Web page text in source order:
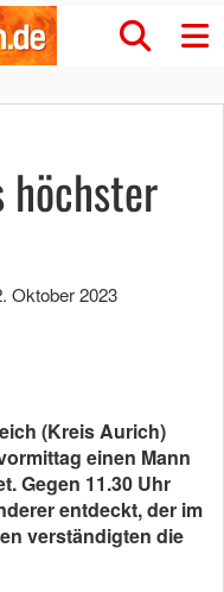
Oktober 2023
(Kreis Aurich)
einen Mann
Gegen 11.30 Uhr
entdeckt, der im
verständigten die